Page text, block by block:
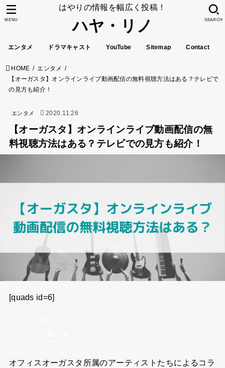
はやりの情報を幅広く投稿！
ハヤ・リノ
エンタメ ドラマキャスト YouTube Sitemap Contact
SEARCH
MENU
HOME
エンタメ
【オーガスタ】オンラインライブ動画配信の無料視聴方法はある？テレビで
の見方も紹介！
エンタメ 2020.11.26
【オーガスタ】オンラインライブ動画配信の無
料視聴方法はある？テレビでの見方も紹介！
[quads id=6]
U-NEXTから『オーガスタ』オンラインライブ
動画配信を視聴するならこちらから
オフィスオーガスタ所属のアーティストたちによるコラ